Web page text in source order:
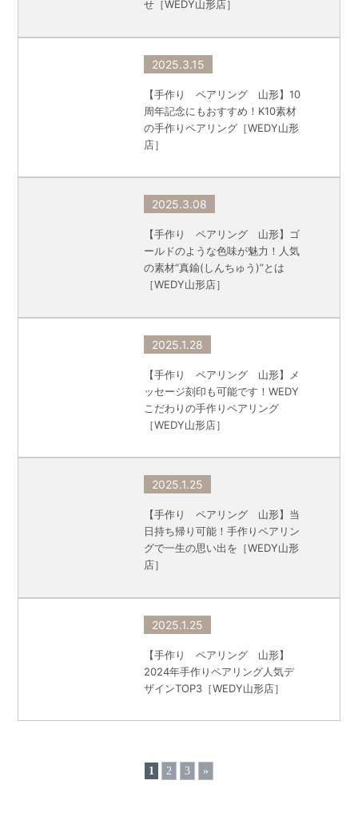
せ［WEDY山形店］
2025.3.15
【手作り ペアリング 山形】10
周年記念にもおすすめ！K10素材
の手作りペアリング［WEDY山形
店］
2025.3.08
【手作り ペアリング 山形】ゴ
ールドのような色味が魅力！人気
の素材“真鍮(しんちゅう)”とは
［WEDY山形店］
2025.1.28
【手作り ペアリング 山形】メ
ッセージ刻印も可能です！WEDY
こだわりの手作りペアリング
［WEDY山形店］
2025.1.25
【手作り ペアリング 山形】当
日持ち帰り可能！手作りペアリン
グで一生の思い出を［WEDY山形
店］
2025.1.25
【手作り ペアリング 山形】
2024年手作りペアリング人気デ
ザインTOP3［WEDY山形店］
1 2 3 »